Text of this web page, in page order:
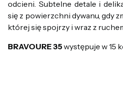
odcieni. Subtelne detale i
się z powierzchni dywanu, gdy
której się spojrzy i wraz z
BRAVOURE 35występuje w 15